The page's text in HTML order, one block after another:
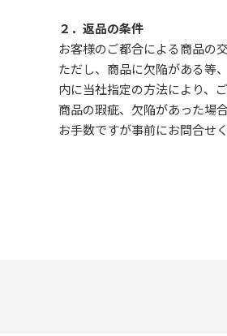
２．返品の条件
お客様のご都合による商品の
ただし、 商品に欠陥がある等
内に当社指定の方法により、
商品の瑕疵、欠陥があった場
お手数ですが事前にお問合せ